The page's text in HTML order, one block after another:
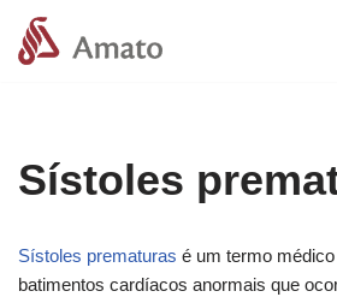
Pular
Sístoles
Sístoles prematuras é um termo
batimentos cardíacos anormais que